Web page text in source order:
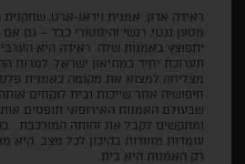
ראידה אדון: אמנית וידאו-ארט, שחקנית
מטען גנטי, רגשי והיסטורי כבד – גם
יתפוצץ באמנות שלה. ראידה היא
תערוכת יחיד במוזיאון ישראל. למרות
מצליחה למצוא את מקומה כאמנית
חיפושיה אחר שייכות ובית לוקחים
שבעולם האמנות האירופאי תופסים
ומתקשים לקבל את זהותה המורכבת .
עומדות מזוודות בהיכון לכל מצב. היא
רק האמנות היא בית.